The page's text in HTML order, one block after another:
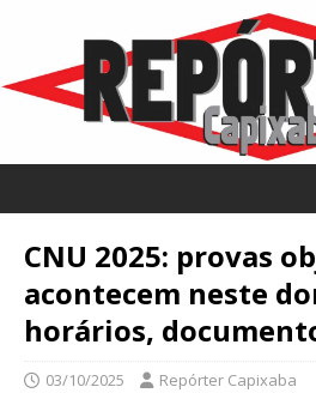
CNU 2025: provas
acontecem neste
horários,
03/10/2025 Repórter Capixaba